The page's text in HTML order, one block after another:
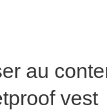
au
vest